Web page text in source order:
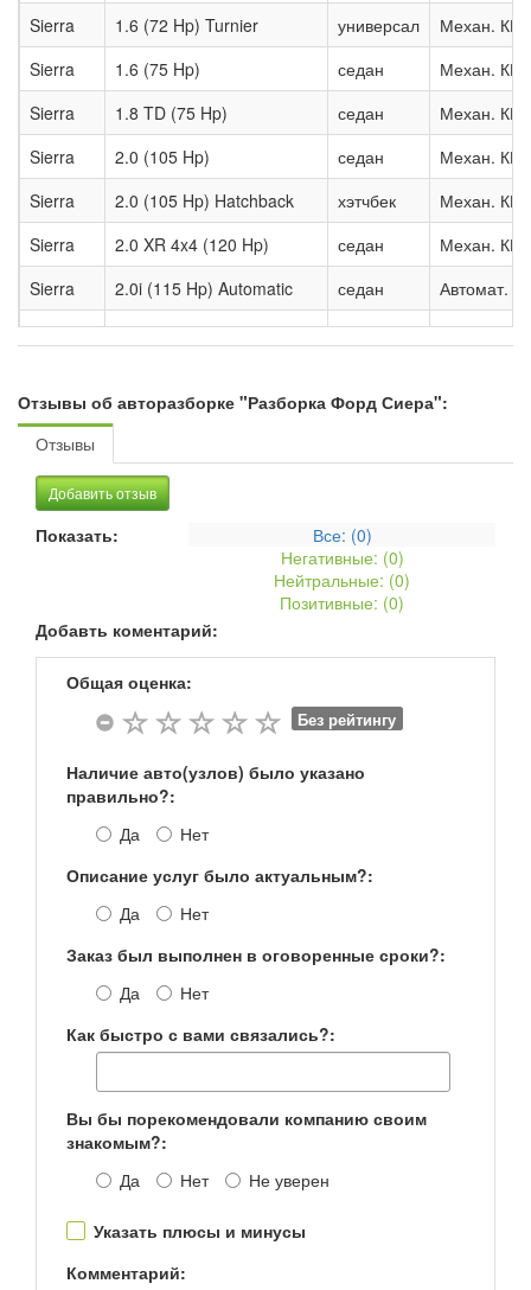
Sierra
1.6 (72 Hp) Turnier универсал
Механ.
Sierra
1.6 (75 Hp) седан
Механ.
Sierra
1.8 TD (75 Hp) седан
Механ.
Sierra
2.0 (105 Hp) седан
Механ.
Sierra
2.0 (105 Hp) Hatchback хэтчбек
Механ.
Sierra
2.0 XR 4x4 (120 Hp) седан
Механ.
Sierra
2.0i (115 Hp) Automatic седан
Автомат.
Sierra
2.0i (125 Hp) седан
Механ.
Sierra
2.8 XR4i (143 Hp) Turnier I универсал
Отзывы об авторазборке "Разборка Форд Сиера":
Отзывы
Добавить отзыв
Показать: Все: (0)
Негативные: (0)
Нейтральные: (0)
Позитивные: (0)
Добавть коментарий:
Общая оценка:
Без рейтингу
Наличие авто(узлов) было указано
правильно?:
Да
Нет
Описание услуг было актуальным?:
Да
Нет
Заказ был выполнен в оговоренные сроки?:
Да
Нет
Как быстро с вами связались?:
Вы бы порекомендовали компанию своим
знакомым?:
Да
Нет Не уверен
Указать плюсы и минусы
Комментарий: